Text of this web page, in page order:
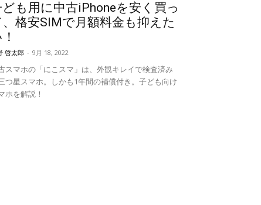
も用に中古iPhoneを安く買っ
、格安SIMで月額料金も抑えた
啓太郎 - 9月 18, 2022
スマホの「にこスマ」は、外観キレイで検査済み
つ星スマホ。しかも1年間の補償付き。子ども向け
ホを解説！